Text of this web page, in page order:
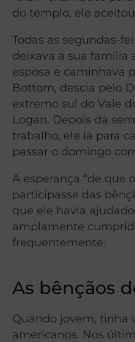
do templo, ele
Todas as segundas-
deixava a sua família
esposa e caminhava
Bottom, descia pelo
extremo sul do Vale
Logan. Depois da
trabalho, ele ia para
passar o domingo
A esperança “de que
participasse das
que ele havia
amplamente
frequentemente.
As bênçãos
Quando jovem, tinha
americanos. Nos